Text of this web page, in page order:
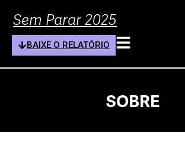
Sem Parar 2025
BAIXE O RELATÓRIO
SOBRE